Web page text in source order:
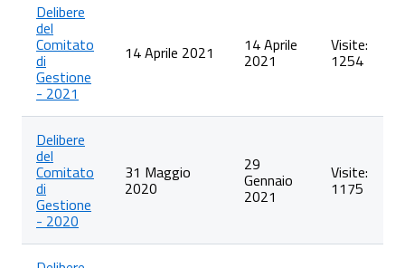
Delibere
del
Comitato
di
Gestione
- 2021
14 Aprile 2021 14 Aprile
2021
Visite:
1254
Delibere
del
Comitato
di
Gestione
- 2020
31 Maggio
2020
29
Gennaio
2021
Visite:
1175